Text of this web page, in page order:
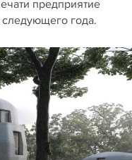
предприятие
следующего года.